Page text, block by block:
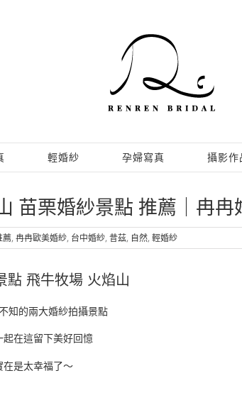
輕婚紗 孕婦寫真 攝影作
苗栗婚紗景點 推薦｜冉冉
薦, 冉冉歐美婚紗, 台中婚紗, 昔茲, 自然, 輕婚紗
點 飛牛牧場 火焰山
知的兩大婚紗拍攝景點
起在這留下美好回憶
在是太幸福了～